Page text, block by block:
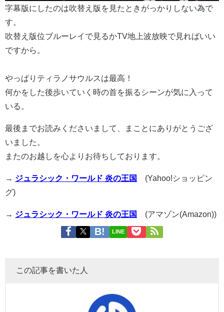
字幕版にしたのは吹替え版を見たときがっかりしない為で
す。
吹替え版位ブルーレイで見るかTV地上波放映で見ればいい
ですから。
やっぱりティラノサウルスは最高！
何かをした後歩いていく時の首を振るシーンが気に入って
いる。
最後までお読みくださいまして、まことにありがとうござ
いました。
またのお越しを心よりお待ちしております。
→ ジュラシック・ワールド 炎の王国
(Yahoo!ショッピン
グ)
→ ジュラシック・ワールド 炎の王国 (アマゾン(Amazon))
LINE
この記事を書いた人